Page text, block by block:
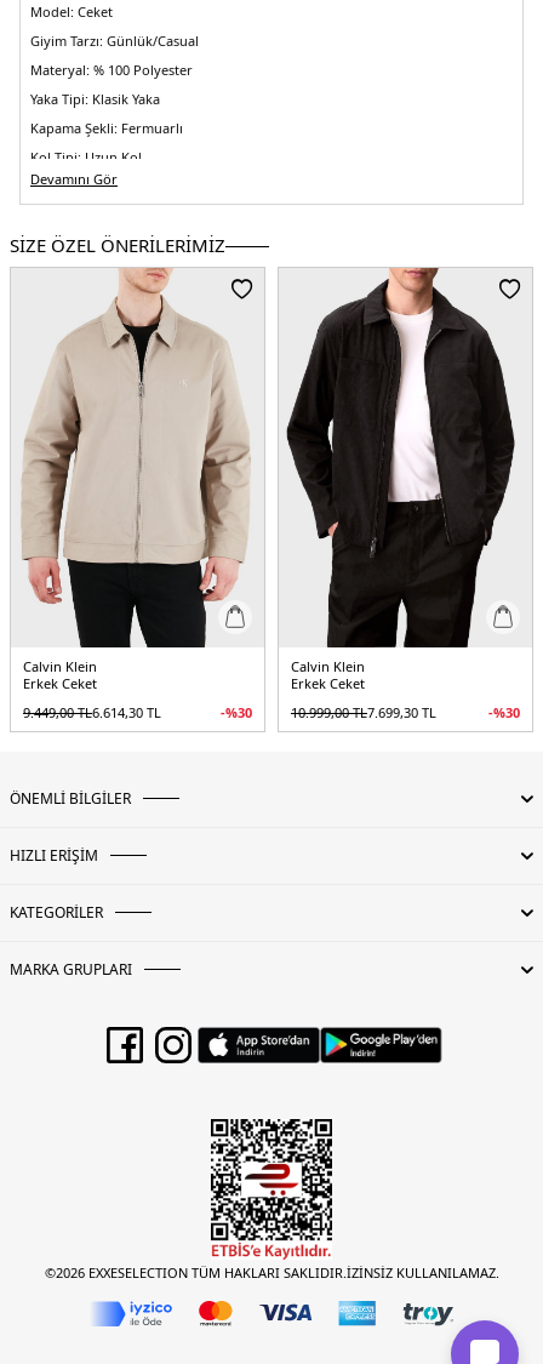
Model: Ceket
Giyim Tarzı: Günlük/Casual
Materyal: % 100 Polyester
Yaka Tipi: Klasik Yaka
Kapama Şekli: Fermuarlı
Kol Tipi: Uzun Kol
Cep:Cepli
Boy:Standart
Kalıp Bilgisi:Regular Fit
Yetişkin
Menşei: Vietnam
5DE1LV04LF424GCEF.12
Devamını Gör
SİZE ÖZEL ÖNERİLERİMİZ
Calvin Klein
Erkek Ceket
9.449,00TL6.614,30 TL -%30
Calvin Klein
Erkek Ceket
10.999,00TL7.699,30 TL -%30
ÖNEMLİ BİLGİLER
HIZLI ERİŞİM
KATEGORİLER
MARKA GRUPLARI
©2026 EXXESELECTION TÜM HAKLARI SAKLIDIR.İZİNSİZ KULLANILAMAZ.